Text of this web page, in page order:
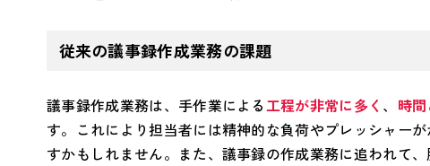
従来の議事録作成業務の課題
議事録作成業務は、手作業による工程が非常に多く 、 時
す。これにより担当者には精神的な負荷やプレッシャー
すかもしれません。また、議事録の作成業務に追われて